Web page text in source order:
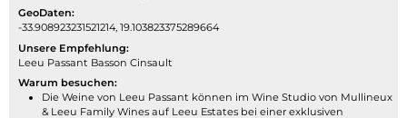
GeoDaten:
-33.908923231521214, 19.103823375289664
Unsere Empfehlung:
Leeu Passant Basson Cinsault
Warum besuchen:
Die Weine von Leeu Passant können im Wine Studio von Mullineux
& Leeu Family Wines auf Leeu Estates bei einer exklusiven